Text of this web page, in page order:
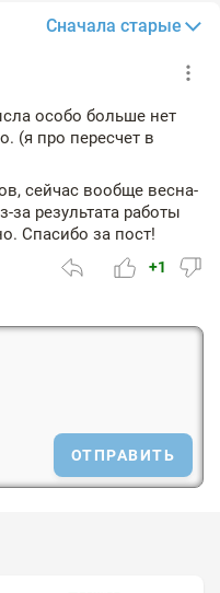
Сначала старые
особо больше нет
(я про пересчет в
сейчас вообще весна-
за результата работы
Спасибо за пост!
+1
ОТПРАВИТЬ